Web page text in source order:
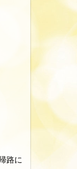
路に